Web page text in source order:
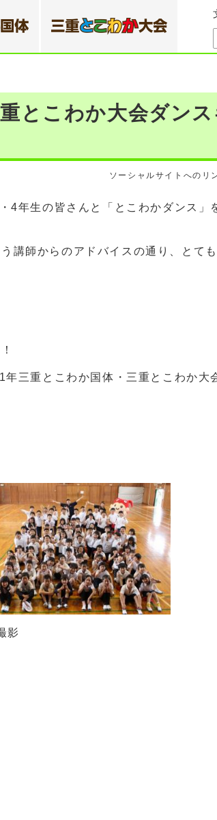
とこわか大会ダン
ソーシャルサイトへのリ
4年生の皆さんと「とこわかダンス」
講師からのアドバイスの通り、とて
三重とこわか国体・三重とこわか大
影